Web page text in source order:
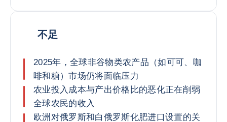
不足
2025年，全球非谷物类农产品（如可可、咖
啡和糖）市场仍将面临压力
农业投入成本与产出价格比的恶化正在削弱
全球农民的收入
欧洲对俄罗斯和白俄罗斯化肥进口设置的关